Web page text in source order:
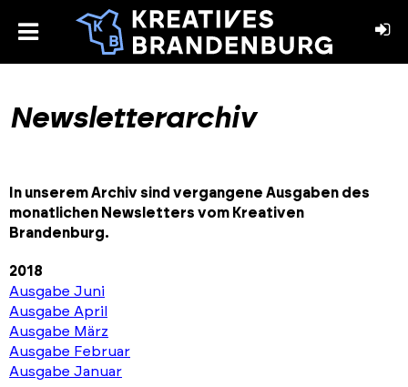
toggle
Newsletterarchiv
In unserem Archiv sind vergangene Ausgaben des
monatlichen Newsletters vom Kreativen
Brandenburg.
2018
Ausgabe Juni
Ausgabe April
Ausgabe März
Ausgabe Februar
Ausgabe Januar